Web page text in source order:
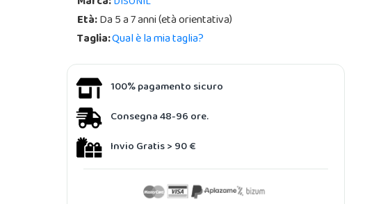
Età:Da 5 a 7 anni (età orientativa)
Taglia:Qual è la mia taglia?
100% pagamento sicuro
Consegna 48-96 ore.
Invio Gratis > 90 €